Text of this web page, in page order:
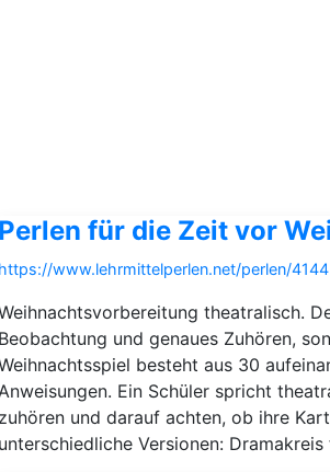
Perlen für die Zeit vor
https://www.lehrmittelperlen.net/perlen/
theatralisch.
Beobachtung und genaues Zuhören,
besteht aus 30
Ein Schüler spricht
zuhören und darauf achten, ob ihre
unterschiedliche Versionen: